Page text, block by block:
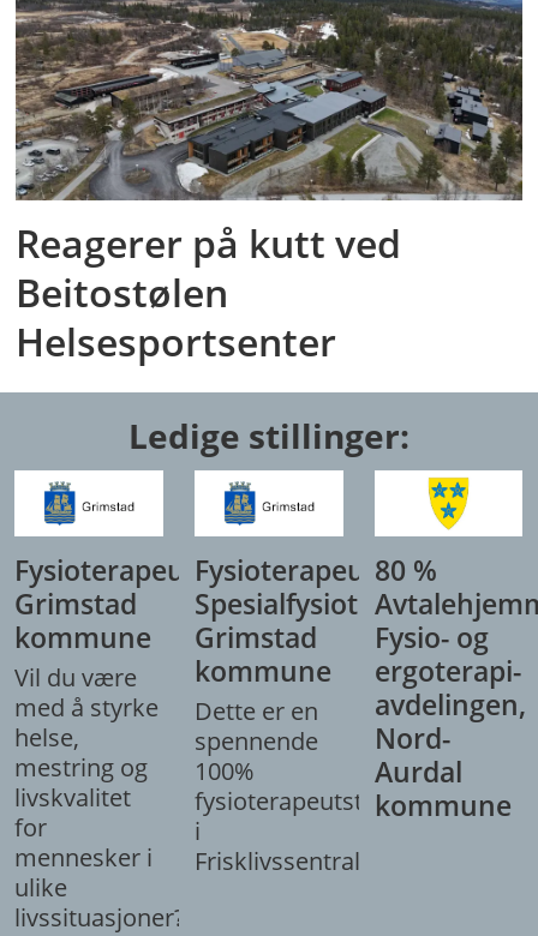
Reagerer på kutt ved
Beitostølen
Helsesportsenter
Ledige stillinger:
Fysioterapeut,
Grimstad
kommune
Vil du være
med å styrke
helse,
mestring og
livskvalitet
for
mennesker i
ulike
livssituasjoner?
Fysioterapeut/
Spesialfysioterapeut,
Grimstad
kommune
Dette er en
spennende
100%
fysioterapeutstilling
i
Frisklivssentralen.
80 %
Fysio- og
ergoterapi-
avdelingen,
Nord-
Aurdal
kommune